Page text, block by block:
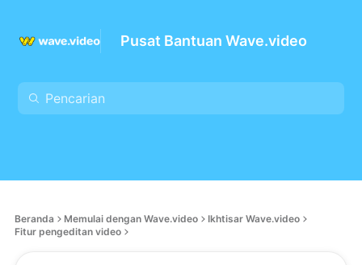
Pusat Bantuan Wave.video
Beranda Memulai dengan Wave.video
Ikhtisar Wave.video
Fitur pengeditan video